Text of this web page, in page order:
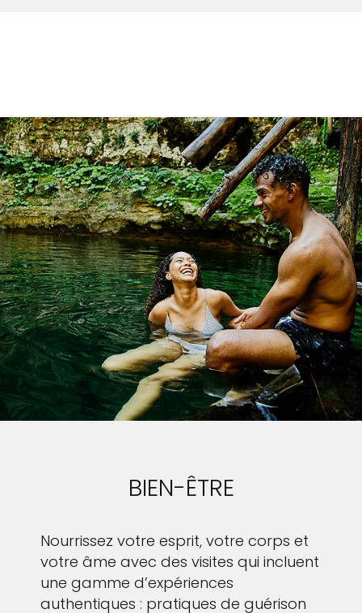
BIEN-ÊTRE
Nourrissez votre esprit, votre corps et
votre âme avec des visites qui incluent
une gamme d’expériences
authentiques : pratiques de guérison